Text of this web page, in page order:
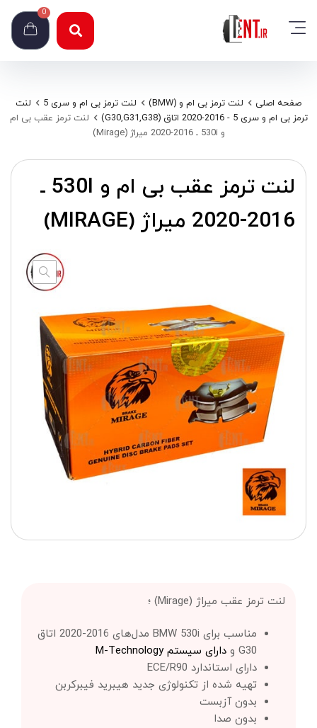
0
صفحه اصلی لنت ترمز بی ام و (BMW) لنت ترمز بی ام و سری 5
لنت
ترمز بی ام و سری 5 - 2016-2020 اتاق (G30,G31,G38)
لنت ترمز عقب بی ام
و 530i ـ 2016-2020 میراژ (Mirage)
لنت ترمز عقب بی ام و 530I ـ
2016-2020 میراژ (MIRAGE)
لنت ترمز عقب میراژ (Mirage) ؛
مناسب برای BMW 530i مدل‌های 2016-2020 اتاق
G30 و
دارای سیستم‌ M-Technology
دارای استاندارد ECE/R90
تهیه شده از تکنولوژی جدید هیبرید فیبرکربن
بدون آزبست
بدون صدا